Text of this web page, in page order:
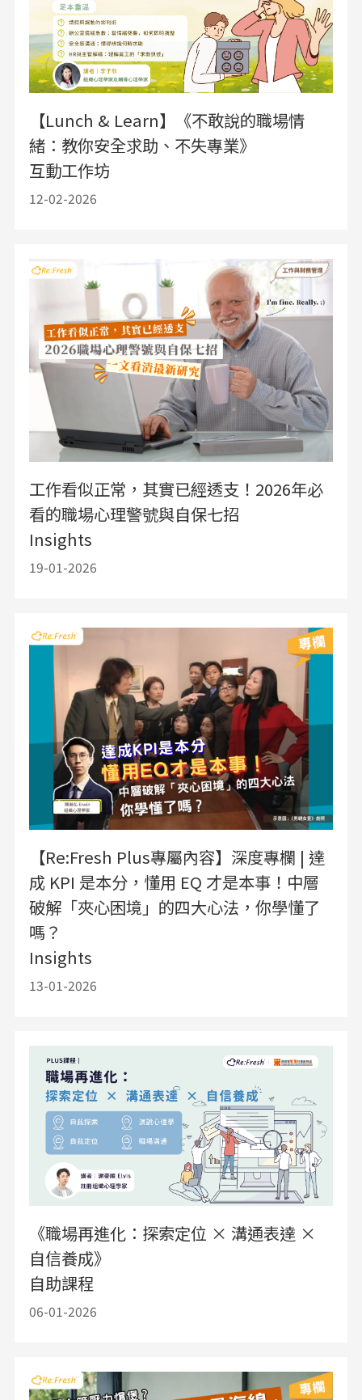
【Lunch & Learn】《不敢說的職場情
緒：教你安全求助、不失專業》
互動工作坊
12-02-2026
工作看似正常，其實已經透支！2026年必
看的職場心理警號與自保七招
Insights
19-01-2026
【Re:Fresh Plus專屬內容】深度專欄 | 達
成 KPI 是本分，懂用 EQ 才是本事！中層
破解「夾心困境」的四大心法，你學懂了
嗎？
Insights
13-01-2026
《職場再進化：探索定位 × 溝通表達 ×
自信養成》
自助課程
06-01-2026